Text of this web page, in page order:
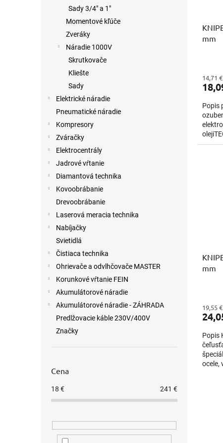
Sady 3/4" a 1"
Momentové kľúče
Zveráky
Náradie 1000V
Skrutkovače
Kliešte
Sady
Elektrické náradie
Pneumatické náradie
Kompresory
Zváračky
Elektrocentrály
Jadrové vŕtanie
Diamantová technika
Kovoobrábanie
Drevoobrábanie
Laserová meracia technika
Nabíjačky
Svietidlá
Čistiaca technika
Ohrievače a odvlhčovače MASTER
Korunkové vŕtanie FEIN
Akumulátorové náradie
Akumulátorové náradie - ZÁHRADA
Predlžovacie káble 230V/400V
Značky
Cena
18 € 241 €
mm
14,71
Popis
mm
19,55
Popis
ocele,